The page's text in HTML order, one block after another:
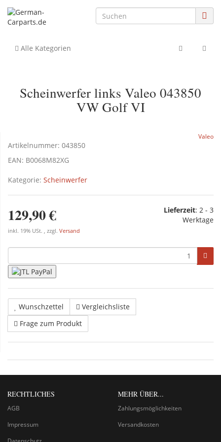
Alle Kategorien
Scheinwerfer links Valeo 043850
VW Golf VI
Valeo
Artikelnummer: 043850
EAN: B0068M82XG
Kategorie: Scheinwerfer
129,90 €
inkl. 19% USt. , zzgl. Versand
Lieferzeit: 2 - 3
Werktage
Wunschzettel
Vergleichsliste
Frage zum Produkt
RECHTLICHES
AGB
Impressum
MEHR ÜBER...
Zahlungsmöglichkeiten
Versandkosten